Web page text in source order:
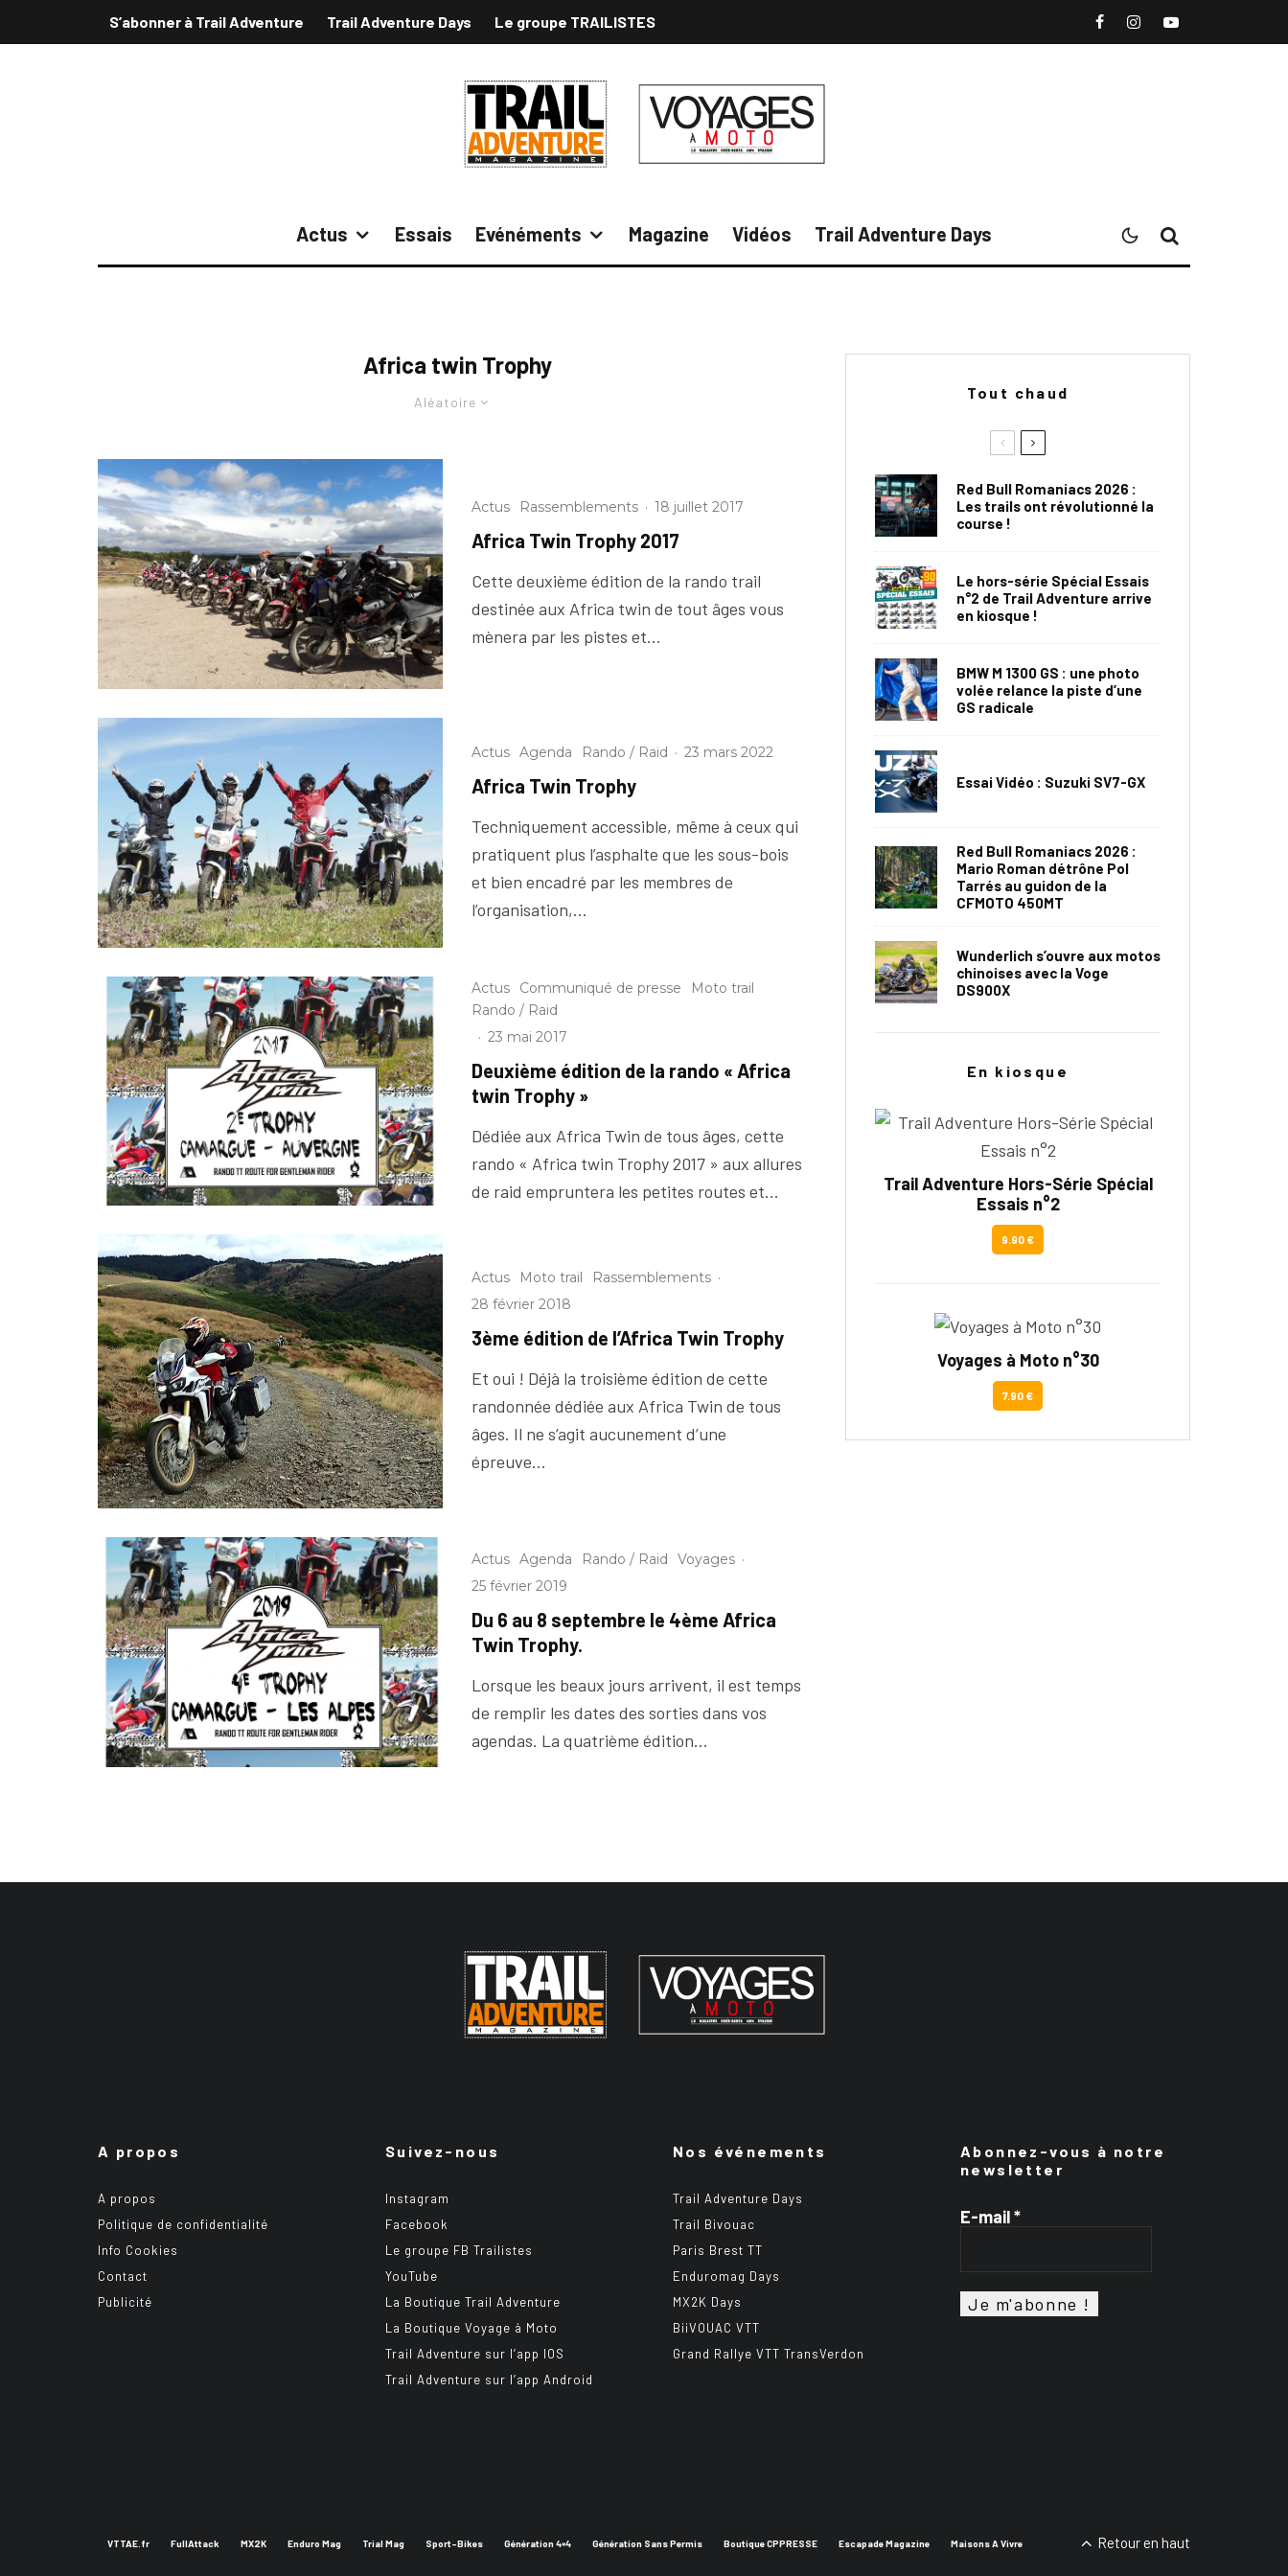
S’abonner à Trail Adventure Trail Adventure Days Le groupe TRAILISTES
Actus Essais Evénéments Magazine Vidéos Trail Adventure Days
Africa twin Trophy
Aléatoire
Actus Rassemblements · 18 juillet 2017
Africa Twin Trophy 2017
Cette deuxième édition de la rando trail
destinée aux Africa twin de tout âges vous
mènera par les pistes et...
Actus Agenda Rando / Raid · 23 mars 2022
Africa Twin Trophy
Techniquement accessible, même à ceux qui
pratiquent plus l’asphalte que les sous-bois
et bien encadré par les membres de
l’organisation,...
Actus Communiqué de presse
Moto trail
Rando / Raid
· 23 mai 2017
Deuxième édition de la rando « Africa
twin Trophy »
Dédiée aux Africa Twin de tous âges, cette
rando « Africa twin Trophy 2017 » aux allures
de raid empruntera les petites routes et...
Actus Moto trail Rassemblements ·
28 février 2018
3ème édition de l’Africa Twin Trophy
Et oui ! Déjà la troisième édition de cette
randonnée dédiée aux Africa Twin de tous
âges. Il ne s’agit aucunement d’une
épreuve...
Actus Agenda Rando / Raid Voyages ·
25 février 2019
Du 6 au 8 septembre le 4ème Africa
Twin Trophy.
Lorsque les beaux jours arrivent, il est temps
de remplir les dates des sorties dans vos
agendas. La quatrième édition...
Tout chaud
Red Bull Romaniacs 2026 :
Les trails ont révolutionné la
course !
Le hors-série Spécial Essais
n°2 de Trail Adventure arrive
en kiosque !
BMW M 1300 GS : une photo
volée relance la piste d’une
GS radicale
Essai Vidéo : Suzuki SV7-GX
Red Bull Romaniacs 2026 :
Mario Roman détrône Pol
Tarrés au guidon de la
CFMOTO 450MT
Wunderlich s’ouvre aux motos
chinoises avec la Voge
DS900X
En kiosque
Trail Adventure Hors-Série Spécial
Essais n°2
9.90 €
Voyages à Moto n°30
7.90 €
A propos
A propos
Politique de confidentialité
Info Cookies
Contact
Publicité
Suivez-nous
Instagram
Facebook
Le groupe FB Trailistes
YouTube
La Boutique Trail Adventure
La Boutique Voyage à Moto
Trail Adventure sur l’app IOS
Trail Adventure sur l’app Android
Nos événements
Trail Adventure Days
Trail Bivouac
Paris Brest TT
Enduromag Days
MX2K Days
BiiVOUAC VTT
Grand Rallye VTT TransVerdon
Abonnez-vous à notre
newsletter
E-mail*
VTTAE.fr FullAttack MX2K Enduro Mag Trial Mag Sport-Bikes Génération 4×4 Génération Sans Permis Boutique CPPRESSE Escapade Magazine Maisons A Vivre Retour en haut